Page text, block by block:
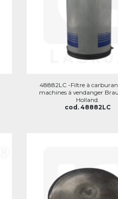
48882LC -Filtre à
machines à vendanger
Holland.
cod. 48882LC